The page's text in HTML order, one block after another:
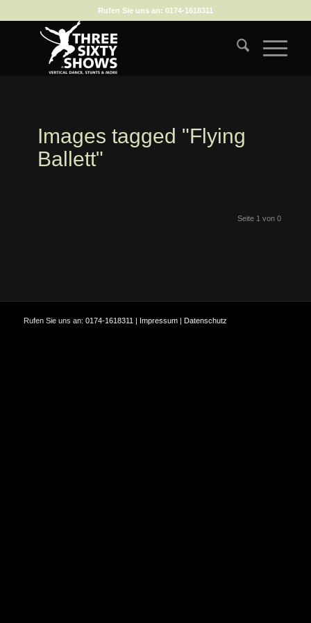
Rufen Sie uns an: 0174-1618311
Images tagged "Flying
Ballett"
Seite 1 von 0
Rufen Sie uns an: 0174-1618311 | Impressum| Datenschutz